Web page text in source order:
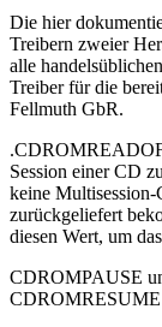
Die hier
Treibern zweier
alle
Treiber für die
Fellmuth GbR.
Session einer CD
keine
zurückgeliefert
diesen Wert, um
CDROMPAUSE
CDROMRESUME